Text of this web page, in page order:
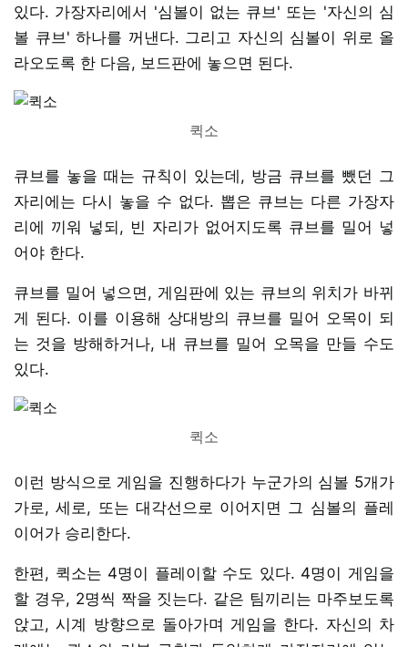
있다. 가장자리에서 '심볼이 없는 큐브' 또는 '자신의 심
볼 큐브' 하나를 꺼낸다. 그리고 자신의 심볼이 위로 올
라오도록 한 다음, 보드판에 놓으면 된다.
퀵소
큐브를 놓을 때는 규칙이 있는데, 방금 큐브를 뺐던 그
자리에는 다시 놓을 수 없다. 뽑은 큐브는 다른 가장자
리에 끼워 넣되, 빈 자리가 없어지도록 큐브를 밀어 넣
어야 한다.
큐브를 밀어 넣으면, 게임판에 있는 큐브의 위치가 바뀌
게 된다. 이를 이용해 상대방의 큐브를 밀어 오목이 되
는 것을 방해하거나, 내 큐브를 밀어 오목을 만들 수도
있다.
퀵소
이런 방식으로 게임을 진행하다가 누군가의 심볼 5개가
가로, 세로, 또는 대각선으로 이어지면 그 심볼의 플레
이어가 승리한다.
한편, 퀵소는 4명이 플레이할 수도 있다. 4명이 게임을
할 경우, 2명씩 짝을 짓는다. 같은 팀끼리는 마주보도록
앉고, 시계 방향으로 돌아가며 게임을 한다. 자신의 차